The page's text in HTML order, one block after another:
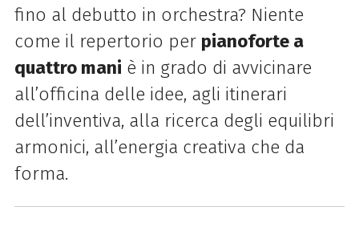
fino al debutto in orchestra? Niente
come il repertorio per pianoforte a
quattro mani è in grado di avvicinare
all’officina delle idee, agli itinerari
dell’inventiva, alla ricerca degli equilibri
armonici, all’energia creativa che da
forma.